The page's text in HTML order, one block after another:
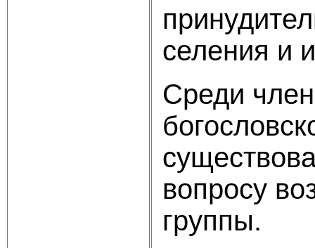
селения и
Среди
вопросу
группы.